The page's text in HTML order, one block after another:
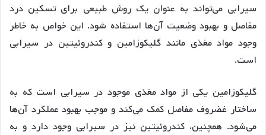
سیرابی می‌تواند به عنوان یک روش طبیعی برای تسکین درد
مفاصل و بهبود وضعیت آن‌ها استفاده شود. این خواص به خاطر
وجود مواد مغذی مانند گلیکوزامین و کندروئیتین در سیرابی
است.
گلیکوزامین یکی از مواد مغذی موجود در سیرابی است که به
ساختار غضروف مفاصل کمک می‌کند و موجب بهبود عملکرد آن‌ها
می‌شود. همچنین، کندروئیتین نیز در سیرابی وجود دارد و به